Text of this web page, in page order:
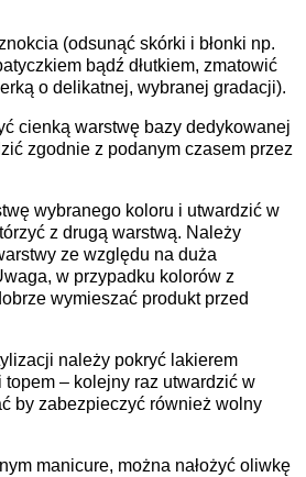
(odsunąć skórki i błonki np.
bądź dłutkiem, zmatowić
o delikatnej, wybranej gradacji).
cienką warstwę bazy dedykowanej
zgodnie z podanym czasem przez
wybranego koloru i utwardzić w
z drugą warstwą. Należy
ze względu na duża
w przypadku kolorów z
wymieszać produkt przed
należy pokryć lakierem
– kolejny raz utwardzić w
by zabezpieczyć również wolny
manicure, można nałożyć oliwkę